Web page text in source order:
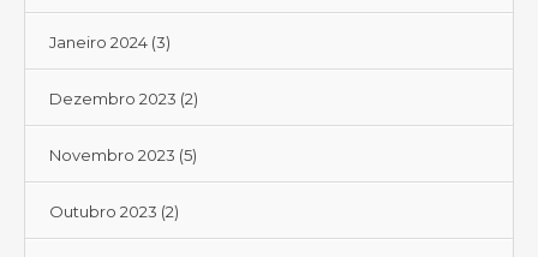
Janeiro 2024 (3)
Dezembro 2023 (2)
Novembro 2023 (5)
Outubro 2023 (2)